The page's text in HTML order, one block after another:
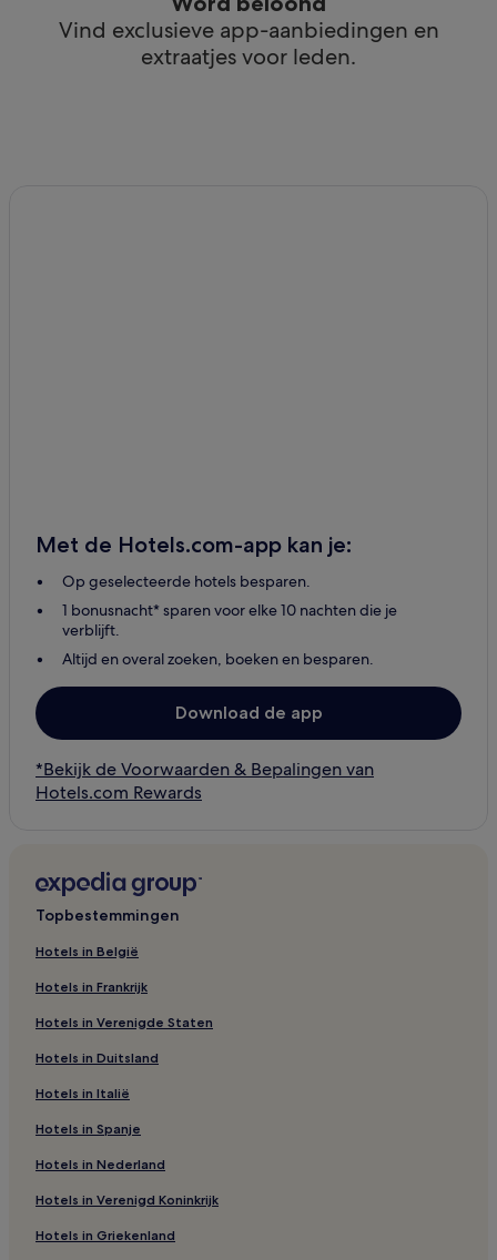
Vind exclusieve app-aanbiedingen en
extraatjes voor leden.
Met de Hotels.com-app kan je:
Op geselecteerde hotels besparen.
1 bonusnacht* sparen voor elke 10 nachten die je
verblijft.
Altijd en overal zoeken, boeken en besparen.
Download de app
*Bekijk de Voorwaarden & Bepalingen van
Hotels.com Rewards
Topbestemmingen
Hotels in België
Hotels in Frankrijk
Hotels in Verenigde Staten
Hotels in Duitsland
Hotels in Italië
Hotels in Spanje
Hotels in Nederland
Hotels in Verenigd Koninkrijk
Hotels in Griekenland